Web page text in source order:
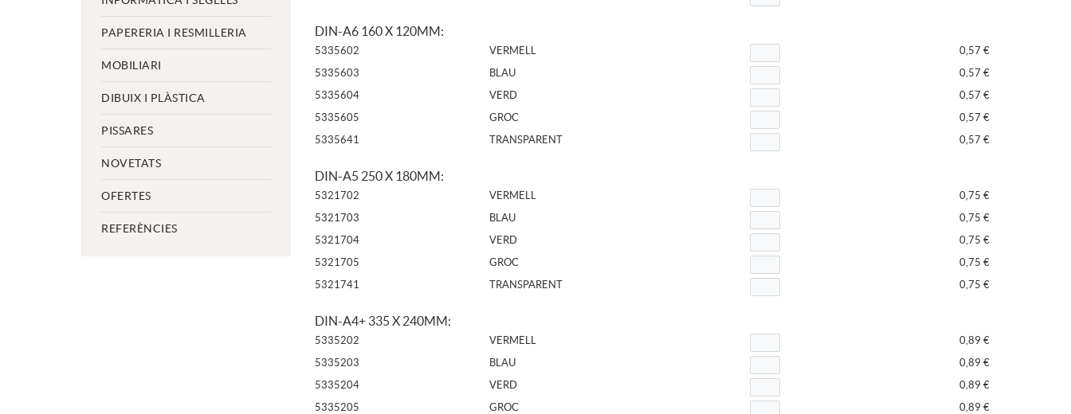
PAPERERIA I RESMILLERIA
MOBILIARI
DIBUIX I PLÀSTICA
PISSARES
NOVETATS
OFERTES
REFERÈNCIES
DIN-A6 160 X 120MM:
5335602 VERMELL
0,57 €
5335603
BLAU
0,57 €
5335604
VERD
0,57 €
5335605
GROC
0,57 €
5335641
TRANSPARENT 0,57 €
DIN-A5 250 X 180MM:
5321702 VERMELL
0,75 €
5321703
BLAU
0,75 €
5321704
VERD
0,75 €
5321705
GROC
0,75 €
5321741
TRANSPARENT 0,75 €
DIN-A4+ 335 X 240MM:
5335202 VERMELL
0,89 €
5335203
BLAU
0,89 €
5335204
VERD
0,89 €
5335205
GROC
0,89 €